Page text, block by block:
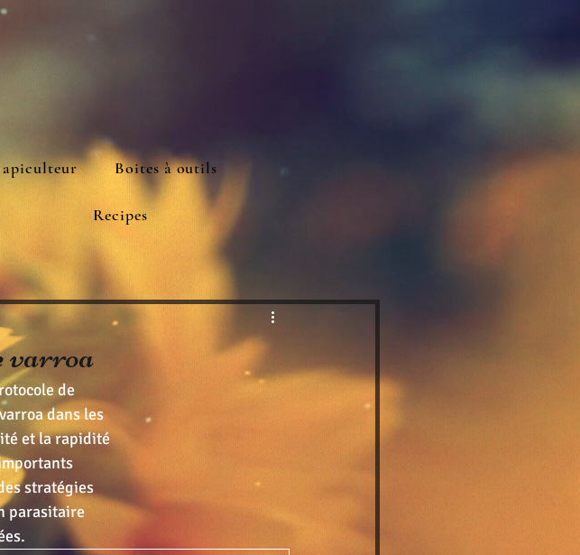
apiculteur Boites à outils
Recipes
varroa
de
dans les
et la rapidité
stratégies
parasitaire